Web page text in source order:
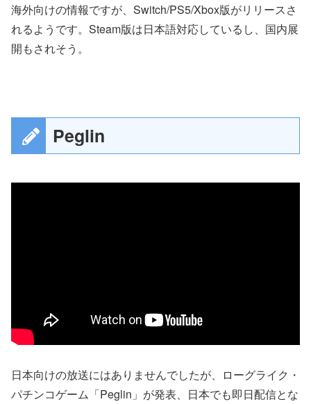
海外向けの情報ですが、Switch/PS5/Xbox版がリリースさ
れるようです。Steam版は日本語対応しているし、国内展
開もされそう。
Peglin
日本向けの放送にはありませんでしたが、ローグライク・
パチンコゲーム「Peglin」が発表、日本でも即日配信とな